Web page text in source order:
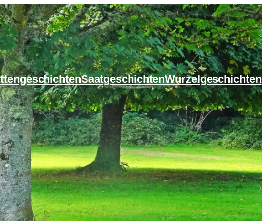
SaatgeschichtenWurzelgeschichten